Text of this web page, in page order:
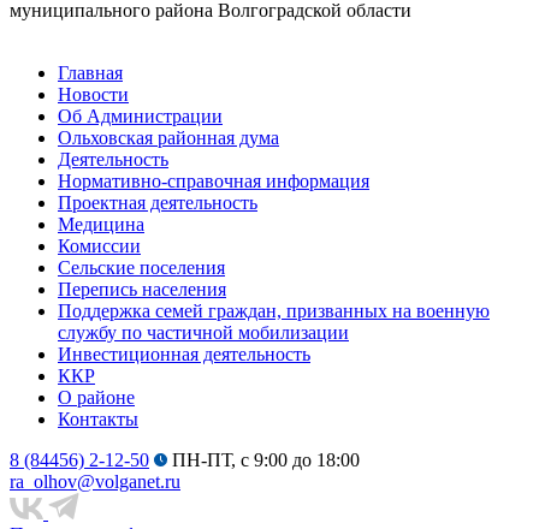
муниципального района Волгоградской области
Главная
Новости
Об Администрации
Ольховская районная дума
Деятельность
Нормативно-справочная информация
Проектная деятельность
Медицина
Комиссии
Сельские поселения
Перепись населения
Поддержка семей граждан, призванных на военную
службу по частичной мобилизации
Инвестиционная деятельность
ККР
О районе
Контакты
8 (84456) 2-12-50
ПН-ПТ, с 9:00 до 18:00
ra_olhov@volganet.ru